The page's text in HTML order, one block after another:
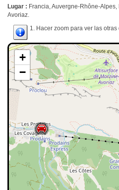
Lugar : Francia, Auvergne-Rhône-
Avoriaz.
1. Hacer zoom para ver las
+
−